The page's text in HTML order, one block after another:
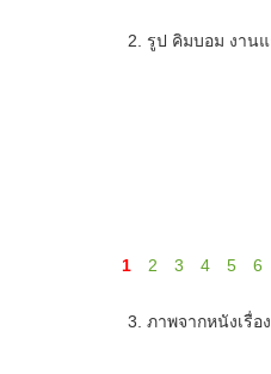
2. รูป คิมบอม งานแ
1 2 3 4 5 6
3. ภาพจากหนังเรื่อ